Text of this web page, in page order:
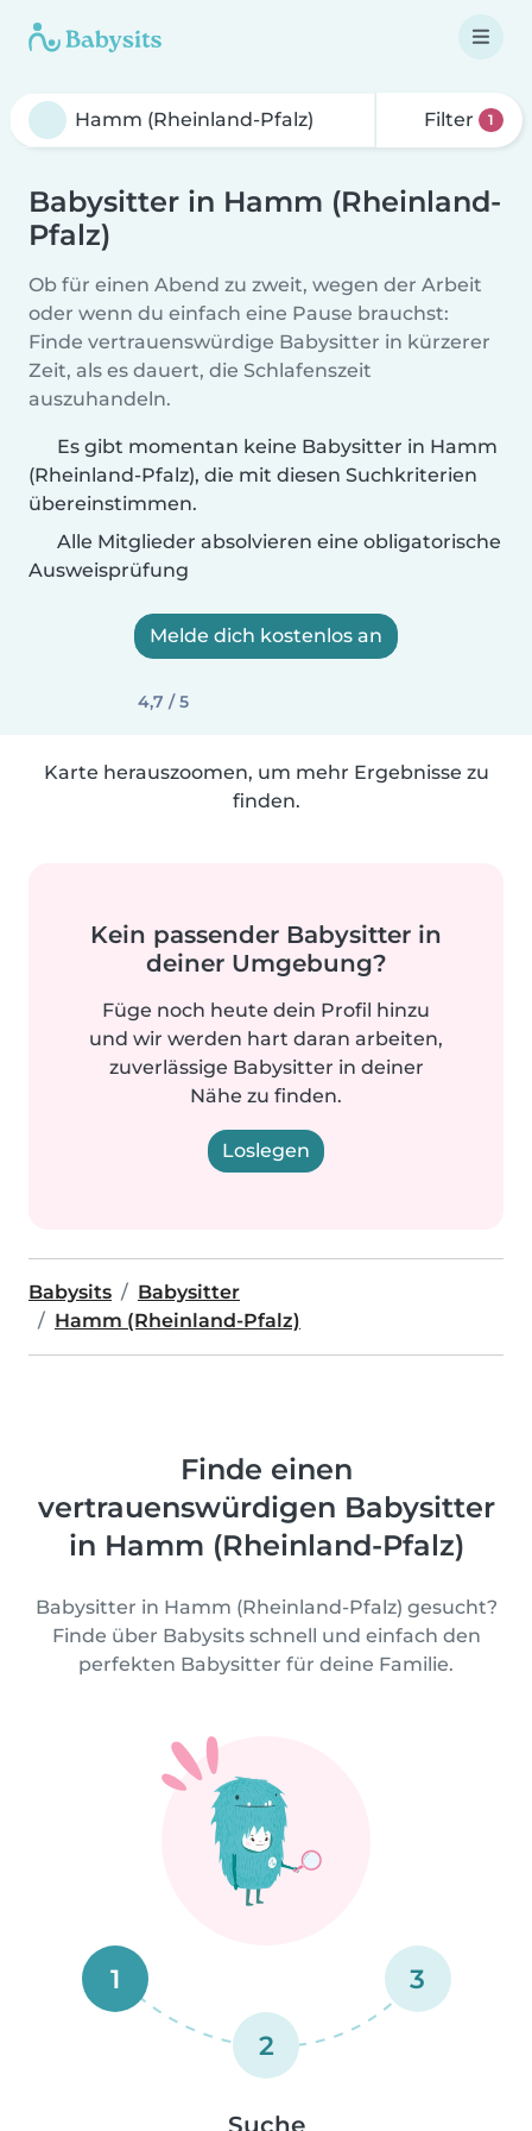
Filter 1
Babysitter in Hamm (Rheinland-
Pfalz)
Ob für einen Abend zu zweit, wegen der Arbeit
oder wenn du einfach eine Pause brauchst:
Finde vertrauenswürdige Babysitter in kürzerer
Zeit, als es dauert, die Schlafenszeit
auszuhandeln.
Es gibt momentan keine Babysitter in Hamm
(Rheinland-Pfalz), die mit diesen Suchkriterien
übereinstimmen.
Alle Mitglieder absolvieren eine obligatorische
Ausweisprüfung
Melde dich kostenlos an
4,7 / 5
Karte herauszoomen, um mehr Ergebnisse zu
finden.
Kein passender Babysitter in
deiner Umgebung?
Füge noch heute dein Profil hinzu
und wir werden hart daran arbeiten,
zuverlässige Babysitter in deiner
Nähe zu finden.
Loslegen
Babysits
Babysitter
Hamm (Rheinland-Pfalz)
Finde einen
vertrauenswürdigen Babysitter
in Hamm (Rheinland-Pfalz)
Babysitter in Hamm (Rheinland-Pfalz) gesucht?
Finde über Babysits schnell und einfach den
perfekten Babysitter für deine Familie.
1
2
3
Suche